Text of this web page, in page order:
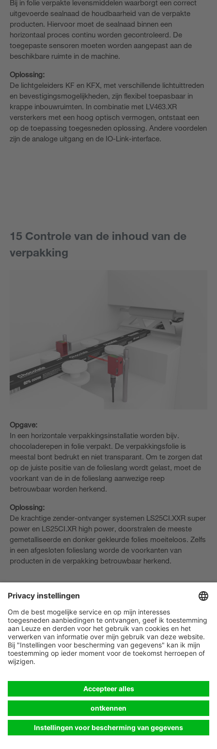
Bij in folie verpakte levensmiddelen waarborgt een correct
uitgevoerde sealnaad de houdbaarheid van de verpakte
producten. Hiervoor moet de sealnaad binnen een
horizontaal proces continu worden gecontroleerd. De
toegepaste sensoren moeten worden aangepast aan de
beschikbare ruimte in de machine.
Oplossing:
De lichtgeleiders KF en KFX, met verschillende lichtuittreden
en bevestigingsmogelijkheden, zijn flexibel toepasbaar in
krappe inbouwruimten. In combinatie met LV463.XR
versterkers met een hoog optisch vermogen, ontstaat een
op de toepassing toegesneden oplossing. Andere voordelen
zijn de analoge uitgang en de IO-Link-interface.
15 Controle van de inhoud van de
verpakking
Opgave:
In een horizontale verpakkingsinstallatie worden bijv.
chocoladerepen in folie verpakt. De verpakkingsfolie is
meestal bont bedrukt en niet transparant. Om te zorgen dat
op de juiste positie van de folieslang wordt gelast, moet de
voorkant van de in de folieslang aanwezige reep
betrouwbaar worden herkend.
Oplossing:
De krachtige zender-ontvanger systemen LS25CI.XXR super
power en LS25CI.XR high power, doorstralen de meeste
gemetalliseerde en donker gekleurde folies moeiteloos. Zelfs
in een afgesloten folieslang worde de voorkanten van
producten in de verpakking betrouwbaar herkend.
16 Herkennen van verpakte